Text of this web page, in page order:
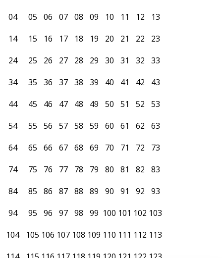
04 05 06 07 08 09 10 11 12
13
14
15 16 17 18 19 20 21 22
23
24
25 26 27 28 29 30 31 32
33
34
35 36 37 38 39 40 41 42
43
44
45 46 47 48 49 50 51 52
53
54
55 56 57 58 59 60 61 62
63
64
65 66 67 68 69 70 71 72
73
74
75 76 77 78 79 80 81 82
83
84
85 86 87 88 89 90 91 92
93
94
95 96 97 98 99 100 101 102 103
104
105 106 107 108 109 110 111 112 113